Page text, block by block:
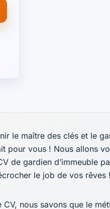
le maître des clés et le
pour vous ! Nous allons
de gardien d’immeuble
le job de vos rêves !
nous savons que le